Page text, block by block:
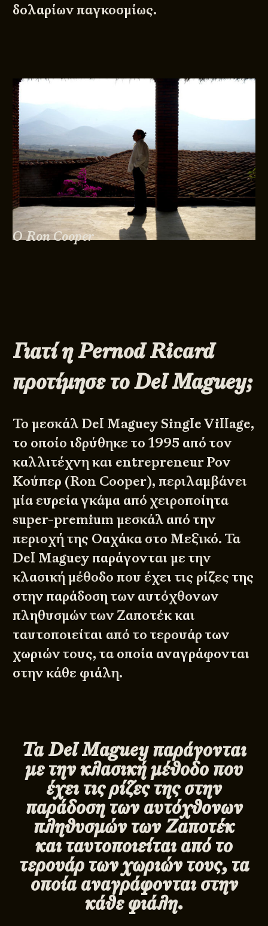
δολαρίων παγκοσμίως.
Ο Ron Cooper
Γιατί ηPernodRicard
προτίμησε τοDelMaguey;
Το μεσκάλ Del Maguey Single Village,
το οποίο ιδρύθηκε το 1995 από τον
καλλιτέχνη και entrepreneur Ρον
Κούπερ (Ron Cooper), περιλαμβάνει
μία ευρεία γκάμα από χειροποίητα
super-premium μεσκάλ από την
περιοχή της Οαχάκα στο Μεξικό. Τα
Del Maguey παράγονται με την
κλασική μέθοδο που έχει τις ρίζες της
στην παράδοση των αυτόχθονων
πληθυσμών των Ζαποτέκ και
ταυτοποιείται από το τερουάρ των
χωριών τους, τα οποία αναγράφονται
στην κάθε φιάλη.
ΤαDel Magueyπαράγονται
με την κλασική μέθοδο που
έχει τις ρίζες της στην
παράδοση των αυτόχθονων
πληθυσμών των Ζαποτέκ
και ταυτοποιείται από το
τερουάρ των χωριών τους, τα
οποία αναγράφονται στην
κάθε φιάλη.